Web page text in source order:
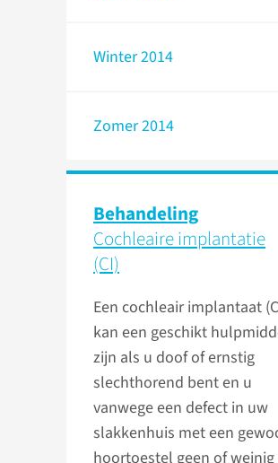
Winter 2014
Zomer 2014
Behandeling
Cochleaire implantatie
(CI)
Een cochleair implantaat
kan een geschikt
zijn als u doof of ernstig
slechthorend bent en u
vanwege een defect in uw
slakkenhuis met een
hoortoestel geen of weinig